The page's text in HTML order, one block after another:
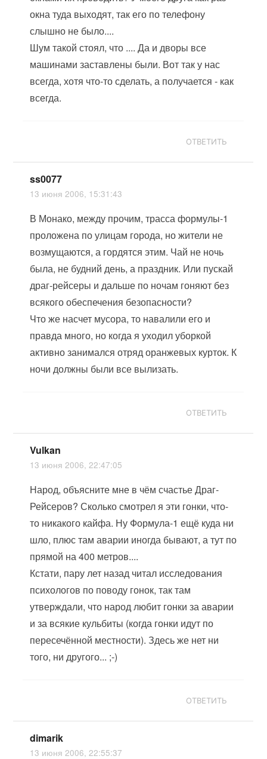
окна туда выходят, так его по телефону
слышно не было....
Шум такой стоял, что .... Да и дворы все
машинами заставлены были. Вот так у нас
всегда, хотя что-то сделать, а получается - как
всегда.
ОТВЕТИТЬ
ss0077
13 июня 2006, 15:31:43
В Монако, между прочим, трасса формулы-1
проложена по улицам города, но жители не
возмущаются, а гордятся этим. Чай не ночь
была, не будний день, а праздник. Или пускай
драг-рейсеры и дальше по ночам гоняют без
всякого обеспечения безопасности?
Что же насчет мусора, то навалили его и
правда много, но когда я уходил уборкой
активно занимался отряд оранжевых курток. К
ночи должны были все вылизать.
ОТВЕТИТЬ
Vulkan
13 июня 2006, 22:47:05
Народ, объясните мне в чём счастье Драг-
Рейсеров? Сколько смотрел я эти гонки, что-
то никакого кайфа. Ну Формула-1 ещё куда ни
шло, плюс там аварии иногда бывают, а тут по
прямой на 400 метров....
Кстати, пару лет назад читал исследования
психологов по поводу гонок, так там
утверждали, что народ любит гонки за аварии
и за всякие кульбиты (когда гонки идут по
пересечённой местности). Здесь же нет ни
того, ни другого... ;-)
ОТВЕТИТЬ
dimarik
13 июня 2006, 22:55:37